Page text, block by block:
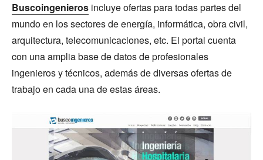
Buscoingenieros incluye ofertas para todas partes del
mundo en los sectores de energía, informática, obra civil,
arquitectura, telecomunicaciones, etc. El portal cuenta
con una amplia base de datos de profesionales
ingenieros y técnicos, además de diversas ofertas de
trabajo en cada una de estas áreas.